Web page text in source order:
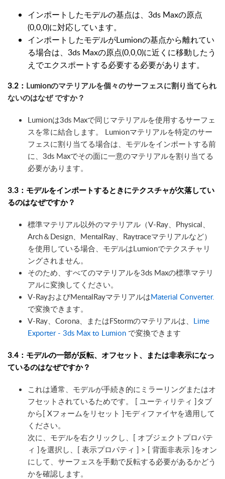
インポートしたモデルの基点は、3ds Maxの原点
(0,0,0)に対応しています。
インポートしたモデルがLumionの基点から離れてい
る場合は、3ds Maxの原点(0,0,0)に近くに移動したう
えでエクスポートする必要する必要があります。
3.2： Lumionのマテリアルを個々のサーフェスに割り当てられ
ないのはなぜ ですか？
Lumionは3ds Maxで同じマテリアルを使用するサーフェ
スを常に結合します。 Lumionマテリアルを特定のサー
フェスに割り当てる場合は、モデルをインポートする前
に、3ds Maxでその面に一意のマテリアルを割り当てる
必要があります。
3.3：モデルをインポートするときにテクスチャが欠落してい
るのはなぜですか？
標準マテリアル以外のマテリアル（V-Ray、Physical、
Arch＆Design、MentalRay、Raytraceマテリアルなど）
を使用している場合、モデルはLumionでテクスチャリ
ングされません。
そのため、すべてのマテリアルを3ds Maxの標準マテリ
アルに変換してください。
V-RayおよびMentalRayマテリアルはMaterial Converter.
で変換できます。
V-Ray、Corona、またはFStormのマテリアルは、 Lime
Exporter - 3ds Max to Lumion で変換できます
3.4：モデルの一部が反転、オフセット、または非表示になっ
ているのはなぜですか？
これは通常、モデルが手続き的にミラーリングまたはオ
フセットされているためです。 [ ユーティリティ ]タブ
から[ Xフォームをリセット ]モディファイヤを適用して
ください。
次に、モデルを右クリックし、[ オブジェクトプロパテ
ィ ]を選択し、[ 表示プロパティ ] > [ 背面非表示 ]をオン
にして、サーフェスを手動で反転する必要があるかどう
かを確認します。